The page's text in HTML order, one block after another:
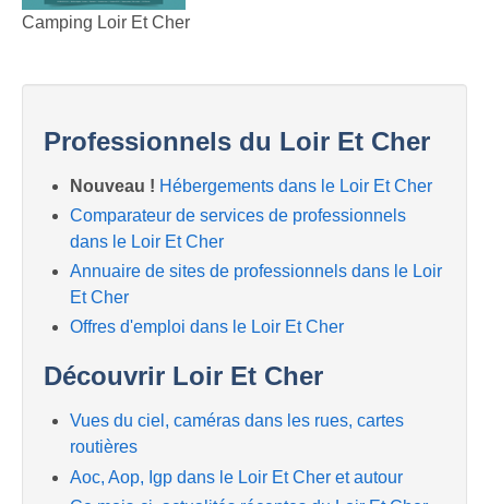
Camping Loir Et Cher
Professionnels du Loir Et Cher
Nouveau ! Hébergements dans le Loir Et Cher
Comparateur de services de professionnels
dans le Loir Et Cher
Annuaire de sites de professionnels dans le Loir
Et Cher
Offres d'emploi dans le Loir Et Cher
Découvrir Loir Et Cher
Vues du ciel, caméras dans les rues, cartes
routières
Aoc, Aop, Igp dans le Loir Et Cher et autour